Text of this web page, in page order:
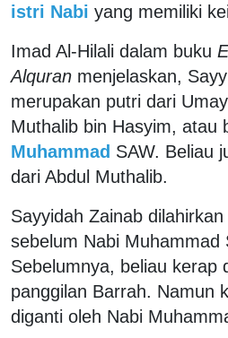
istri Nabi yang memiliki
Imad Al-Hilali dalam buku
Alquran menjelaskan,
merupakan putri dari
Muthalib bin Hasyim, atau
Muhammad SAW. Beliau
dari Abdul Muthalib.
Sayyidah Zainab
sebelum Nabi Muhammad
Sebelumnya, beliau kerap
panggilan Barrah. Namun
diganti oleh Nabi